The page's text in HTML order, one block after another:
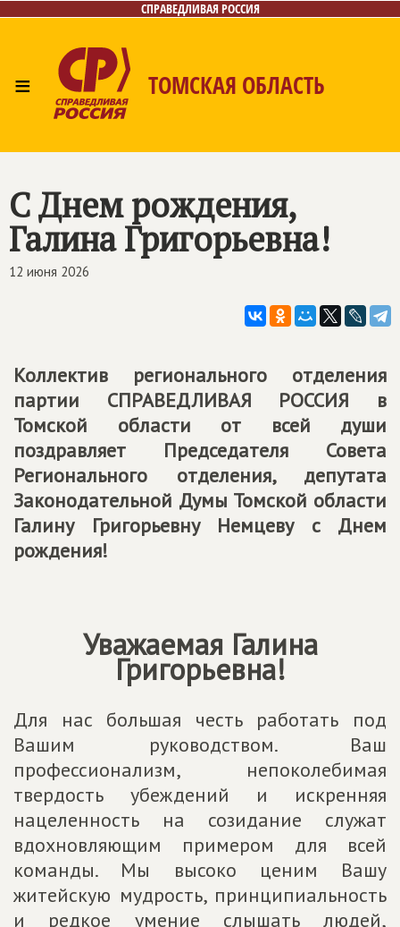
СПРАВЕДЛИВАЯ РОССИЯ
≡ ТОМСКАЯ ОБЛАСТЬ
Фото/Видео
Контакты
С Днем рождения,
Галина Григорьевна!
12 июня 2026
Коллектив регионального отделения
партии СПРАВЕДЛИВАЯ РОССИЯ в
Томской области от всей души
поздравляет Председателя Совета
Регионального отделения, депутата
Законодательной Думы Томской области
Галину Григорьевну Немцеву с Днем
рождения!
Уважаемая Галина
Григорьевна!
Для нас большая честь работать под
Вашим руководством. Ваш
профессионализм, непоколебимая
твердость убеждений и искренняя
нацеленность на созидание служат
вдохновляющим примером для всей
команды. Мы высоко ценим Вашу
житейскую мудрость, принципиальность
и редкое умение слышать людей,